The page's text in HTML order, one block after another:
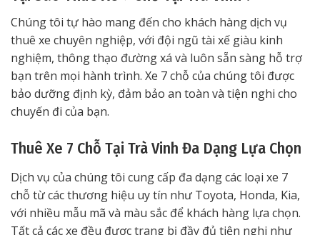
Chúng tôi tự hào mang đến cho khách hàng dịch vụ
thuê xe chuyên nghiệp, với đội ngũ tài xế giàu kinh
nghiệm, thông thạo đường xá và luôn sẵn sàng hỗ trợ
bạn trên mọi hành trình. Xe 7 chỗ của chúng tôi được
bảo dưỡng định kỳ, đảm bảo an toàn và tiện nghi cho
chuyến đi của bạn.
Thuê Xe 7 Chỗ Tại Trà Vinh Đa Dạng Lựa Chọn
Dịch vụ của chúng tôi cung cấp đa dạng các loại xe 7
chỗ từ các thương hiệu uy tín như Toyota, Honda, Kia,
với nhiều mẫu mã và màu sắc để khách hàng lựa chọn.
Tất cả các xe đều được trang bị đầy đủ tiện nghi như